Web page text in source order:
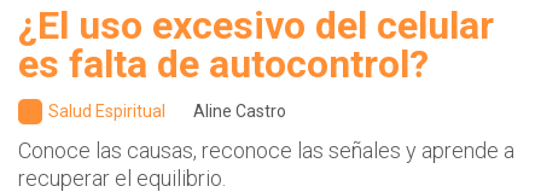
¿El uso excesivo del celular
es falta de autocontrol?
Salud Espiritual Aline Castro
Conoce las causas, reconoce las señales y aprende a
recuperar el equilibrio.